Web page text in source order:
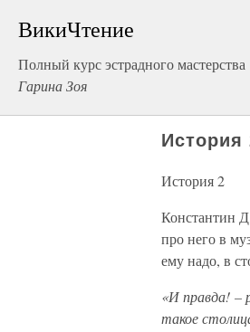
ВикиЧтение
Полный курс эстрадного мастерства
Гарина Зоя
История
История 2
Константин
про него в
ему надо, в
«И правда! –
такое